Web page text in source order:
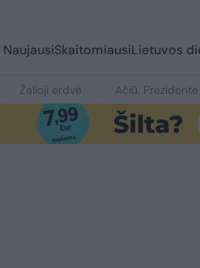
NaujausiSkaitomiausiLietuvos
Žalioji erdvė Ačiū, Prezidente